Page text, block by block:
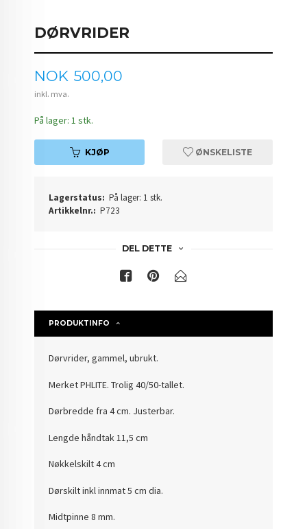
DØRVRIDER
Pris
NOK 500,00
inkl. mva.
På lager: 1 stk.
KJØP ØNSKELISTE
Lagerstatus: På lager: 1 stk.
Artikkelnr.: P723
DEL DETTE
PRODUKTINFO
Dørvrider, gammel, ubrukt.
Merket PHLITE. Trolig 40/50-tallet.
Dørbredde fra 4 cm. Justerbar.
Lengde håndtak 11,5 cm
Nøkkelskilt 4 cm
Dørskilt inkl innmat 5 cm dia.
Midtpinne 8 mm.